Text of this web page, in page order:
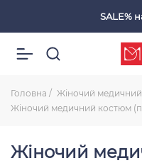
SALE%
Головна Жіночий
Жіночий медичний костюм
Жіночий
Обрані